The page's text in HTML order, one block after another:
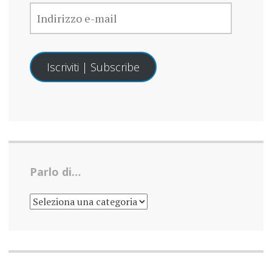
INDIRIZZO
E-
MAIL
Iscriviti | Subscribe
Parlo di…
PARLO
DI…